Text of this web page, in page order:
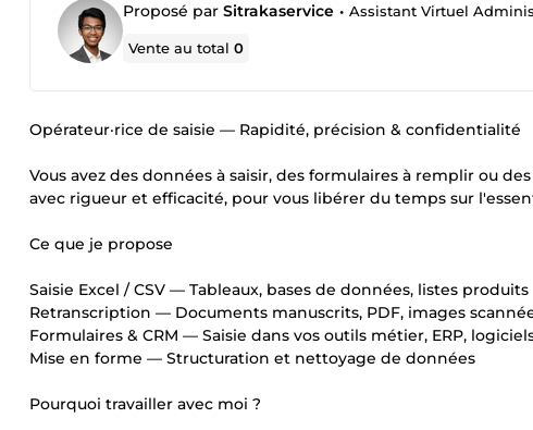
Proposé par Sitrakaservice • Assistant Virtuel
Vente au total0
Opérateur·rice de saisie — Rapidité, précision & confidentialité
Vous avez des données à saisir, des formulaires à remplir ou
avec rigueur et efficacité, pour vous libérer du temps sur
Ce que je propose
Saisie Excel / CSV — Tableaux, bases de données, listes produits
Retranscription — Documents manuscrits, PDF, images
Formulaires & CRM — Saisie dans vos outils métier, ERP,
Mise en forme — Structuration et nettoyage de données
Pourquoi travailler avec moi ?